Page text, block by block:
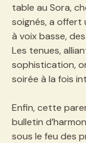
table au Sora,
soignés, a offert
à voix basse,
Les tenues,
sophistication,
soirée à la fois
Enfin, cette
bulletin
sous le feu des